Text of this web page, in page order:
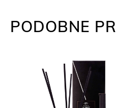
PODOBNE